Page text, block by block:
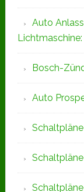
Auto
Lichtmaschine:
Bosch-
Auto